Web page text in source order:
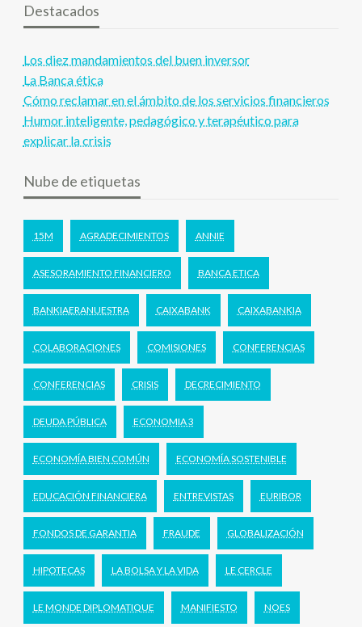
Destacados
Los diez mandamientos del buen inversor
La Banca ética
Cómo reclamar en el ámbito de los servicios financieros
Humor inteligente, pedagógico y terapéutico para
explicar la crisis
Nube de etiquetas
15M AGRADECIMIENTOS ANNIE
ASESORAMIENTO FINANCIERO BANCA ETICA
BANKIAERANUESTRA CAIXABANK CAIXABANKIA
COLABORACIONES COMISIONES CONFERENCIAS
CONFERENCIAS CRISIS DECRECIMIENTO
DEUDA PÚBLICA ECONOMIA 3
ECONOMÍA BIEN COMÚN ECONOMÍA SOSTENIBLE
EDUCACIÓN FINANCIERA ENTREVISTAS EURIBOR
FONDOS DE GARANTIA FRAUDE GLOBALIZACIÓN
HIPOTECAS LA BOLSA Y LA VIDA LE CERCLE
LE MONDE DIPLOMATIQUE MANIFIESTO NOES